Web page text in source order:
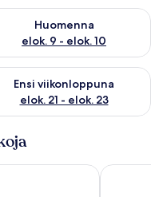
elok. 9
Huomenna
elok. 9 - elok. 10
huomisen saatavuus
14 - elok. 16
Ensi viikonloppuna
elok. 21 - elok. 23
ensi viikonlopun
Holiday